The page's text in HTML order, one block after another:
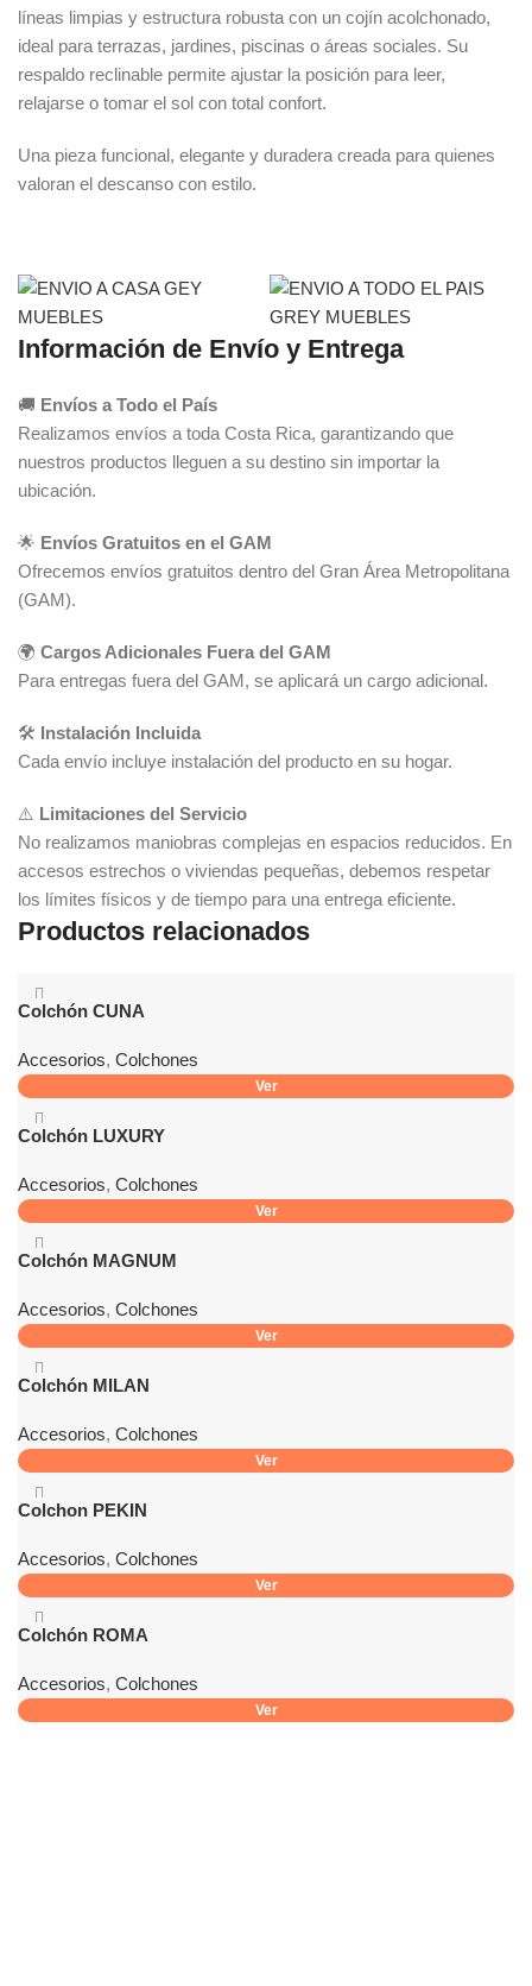
líneas limpias y estructura robusta con un cojín acolchonado,
ideal para terrazas, jardines, piscinas o áreas sociales. Su
respaldo reclinable permite ajustar la posición para leer,
relajarse o tomar el sol con total confort.
Una pieza funcional, elegante y duradera creada para quienes
valoran el descanso con estilo.
Información de Envío y Entrega
🚚 Envíos a Todo el País
Realizamos envíos a toda Costa Rica, garantizando que
nuestros productos lleguen a su destino sin importar la
ubicación.
🌟 Envíos Gratuitos en el GAM
Ofrecemos envíos gratuitos dentro del Gran Área Metropolitana
(GAM).
🌍 Cargos Adicionales Fuera del GAM
Para entregas fuera del GAM, se aplicará un cargo adicional.
🛠️ Instalación Incluida
Cada envío incluye instalación del producto en su hogar.
⚠️ Limitaciones del Servicio
No realizamos maniobras complejas en espacios reducidos. En
accesos estrechos o viviendas pequeñas, debemos respetar
los límites físicos y de tiempo para una entrega eficiente.
Productos relacionados
Colchón CUNA
Accesorios, Colchones
Ver
Colchón LUXURY
Accesorios, Colchones
Ver
Colchón MAGNUM
Accesorios, Colchones
Ver
Colchón MILAN
Accesorios, Colchones
Ver
Colchon PEKIN
Accesorios, Colchones
Ver
Colchón ROMA
Accesorios, Colchones
Ver